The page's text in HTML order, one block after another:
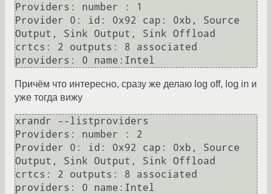
Providers: number : 1
Provider 0: id: 0x92 cap: 0xb, Source
Output, Sink Output, Sink Offload
crtcs: 2 outputs: 8 associated
Причём что интересно, cразу же делаю log off, log in и
уже тогда вижу
xrandr --listproviders
Providers: number : 2
Provider 0: id: 0x92 cap: 0xb, Source
Output, Sink Output, Sink Offload
crtcs: 2 outputs: 8 associated
providers: 0 name:Intel